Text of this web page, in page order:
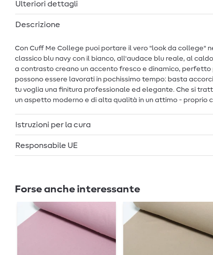
Ulteriori dettagli
Descrizione
Con Cuff Me College puoi portare il vero "look da college"
classico blu navy con il bianco, all'audace blu reale, al
a contrasto creano un accento fresco e dinamico, perfetto
possono essere lavorati in pochissimo tempo: basta
tu voglia una finitura professionale ed elegante. Che si
un aspetto moderno e di alta qualità in un attimo -
Istruzioni per la cura
Responsabile UE
Forse anche interessante